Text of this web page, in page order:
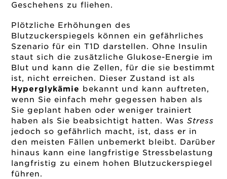
Geschehens zu fliehen.
Plötzliche Erhöhungen des
Blutzuckerspiegels können ein gefährliches
Szenario für ein T1D darstellen. Ohne Insulin
staut sich die zusätzliche Glukose-Energie im
Blut und kann die Zellen, für die sie bestimmt
ist, nicht erreichen. Dieser Zustand ist als
Hyperglykämie bekannt und kann auftreten,
wenn Sie einfach mehr gegessen haben als
Sie geplant haben oder weniger trainiert
haben als Sie beabsichtigt hatten. WasStress
jedoch so gefährlich macht, ist, dass er in
den meisten Fällen unbemerkt bleibt. Darüber
hinaus kann eine langfristige Stressbelastung
langfristig zu einem hohen Blutzuckerspiegel
führen.